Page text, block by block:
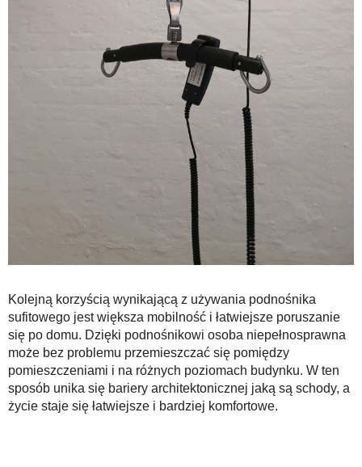
Kolejną korzyścią wynikającą z używania podnośnika
sufitowego jest większa mobilność i łatwiejsze poruszanie
się po domu. Dzięki podnośnikowi osoba niepełnosprawna
może bez problemu przemieszczać się pomiędzy
pomieszczeniami i na różnych poziomach budynku. W ten
sposób unika się bariery architektonicznej jaką są schody, a
życie staje się łatwiejsze i bardziej komfortowe.